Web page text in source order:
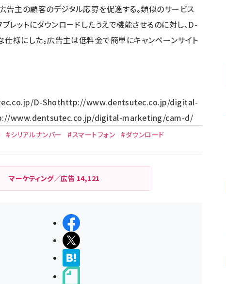
告主の顧客のデジタル応募を促進する。類似のサービス
レットにダウンロードしたうえで機能させるのに対し、D-
様にした。広告主は低料金で簡単にキャンペーンサイト
D-Shothttp://www.dentsutec.co.jp/digital-
www.dentsutec.co.jp/digital-marketing/cam-d/
#シリアルナンバー #スマートフォン
#ダウンロード
マーケティング／広告 14,121
シェアする
ポストする